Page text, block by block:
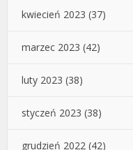
kwiecień 2023 (37)
marzec 2023 (42)
luty 2023 (38)
styczeń 2023 (38)
grudzień 2022 (42)